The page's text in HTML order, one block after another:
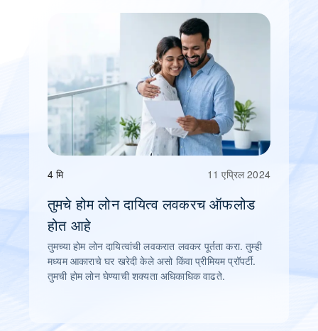
4 मि 11 एप्रिल 2024
तुमचे होम लोन दायित्व लवकरच ऑफलोड
होत आहे
तुमच्या होम लोन दायित्वांची लवकरात लवकर पूर्तता करा. तुम्ही
मध्यम आकाराचे घर खरेदी केले असो किंवा प्रीमियम प्रॉपर्टी.
तुमची होम लोन घेण्याची शक्यता अधिकाधिक वाढते.